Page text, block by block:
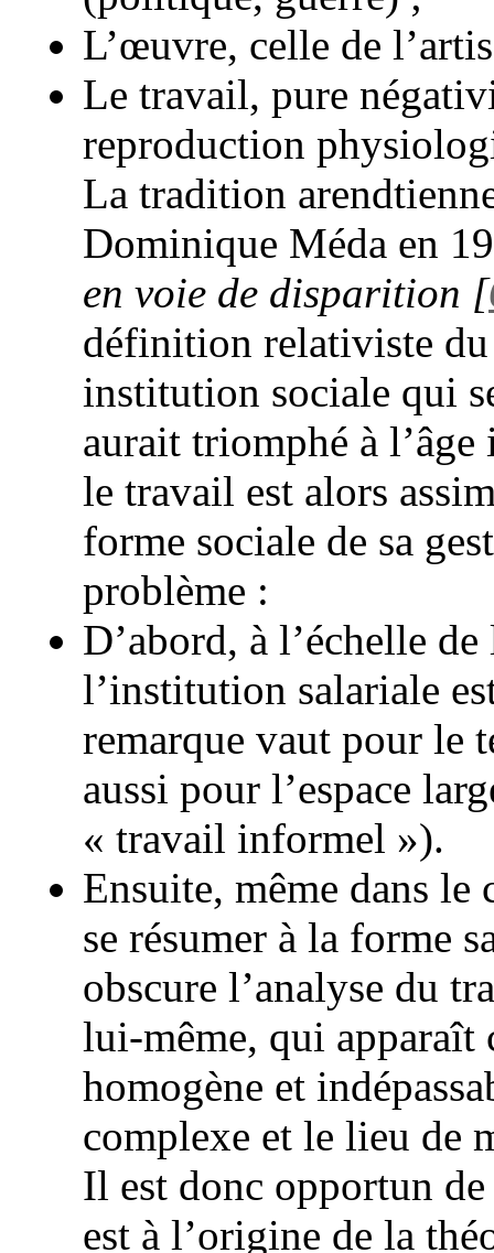
L’œuvre, celle de
Le travail, pure
reproduction
La tradition
Dominique Méda en
en voie de disparition [
définition relativiste
institution sociale qui
aurait triomphé à
le travail est alors
forme sociale de sa
problème :
D’abord, à l’échelle
l’institution salariale
remarque vaut pour le
aussi pour l’espace
« travail informel »).
Ensuite, même dans
se résumer à la forme
obscure l’analyse du
lui-même, qui apparaît
homogène et
complexe et le lieu de
Il est donc opportun
est à l’origine de la